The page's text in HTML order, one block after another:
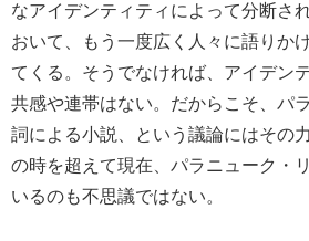
なアイデンティティによって分断さ
おいて、もう一度広く人々に語りか
てくる。そうでなければ、アイデン
共感や連帯はない。だからこそ、パ
詞による小説、という議論にはその
の時を超えて現在、パラニューク・
いるのも不思議ではない。